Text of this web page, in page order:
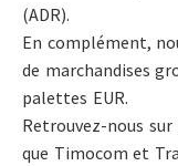
(ADR).
En complément,
de marchandises
palettes EUR.
Retrouvez-nous
que Timocom et